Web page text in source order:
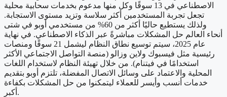
الاصطناعي في 13 سوقًا وكل منها مدعوم بخدمات سحابية محلية
تجعل تجربة المستخدمين أكثر سلاسة وتزيد مستوى الاستجابة.
ولذلك يستطيع حاليًا أكثر من 60% من مستخدمي أوبو في شتى
أنحاء العالم حل المشكلات مباشرةً عبر الذكاء الاصطناعي. في نهاية
عام 2025، سيتم توسيع نطاق النظام ليشمل 21 سوقًا ومنصات
رئيسية مثل فيسبوك ولاين وزالو (منصة التواصل الاجتماعي الأكثر
استخدامًا في فيتنام). من خلال تهيئة النظام لاستخدام اللغات
المحلية والاعتماد على وسائل الاتصال المفضلة، تلتزم أوبو بتقديم
خدمات أنسب وأيسر للعملاء ليتمكنوا من حل المشكلات بكفاءة
أكبر.